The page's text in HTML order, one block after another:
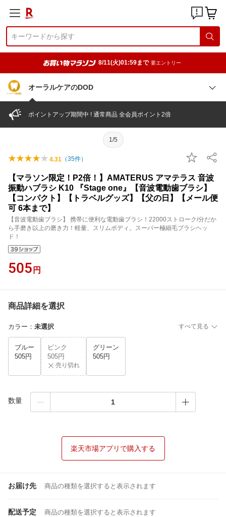
8/11(火)01:59まで 要エントリー
オーラルケアのDOD
ポイントアップ期間中 ! 通常商品 全会員ポイント2倍
1/5
4.31 （35件）
【マラソン限定！P2倍！】AMATERUS アマテラス 音波
振動ハブラシ K10 『Stage one』【音波電動歯ブラシ】
【コンパクト】【トラベルグッズ】【父の日】【メール便
可 6本まで】
【音波電動歯ブラシ】 携帯に便利な電動歯ブラシ！22000ストローク/分だか
ら手磨き以上の磨き力！軽量、スリムボディ。スーパー極細毛ブラシヘッ
ド！
505 円
商品詳細を選択
カラー ： 未選択 すべて見る
ブルー
505円
ピンク
505円
売り切れ
グリーン
505円
数量
楽天市場アプリで購入する
お届け先 商品の種類を選択すると表示されます
配送予定 商品の種類を選択すると表示されます